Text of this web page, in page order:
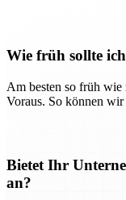
Wie früh sollte
Am besten so früh
Voraus. So können
Bietet Ihr
an?